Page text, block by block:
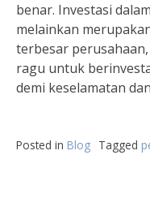
benar. Investasi
melainkan
terbesar
ragu untuk
demi keselamatan
Posted in Blog Tagged